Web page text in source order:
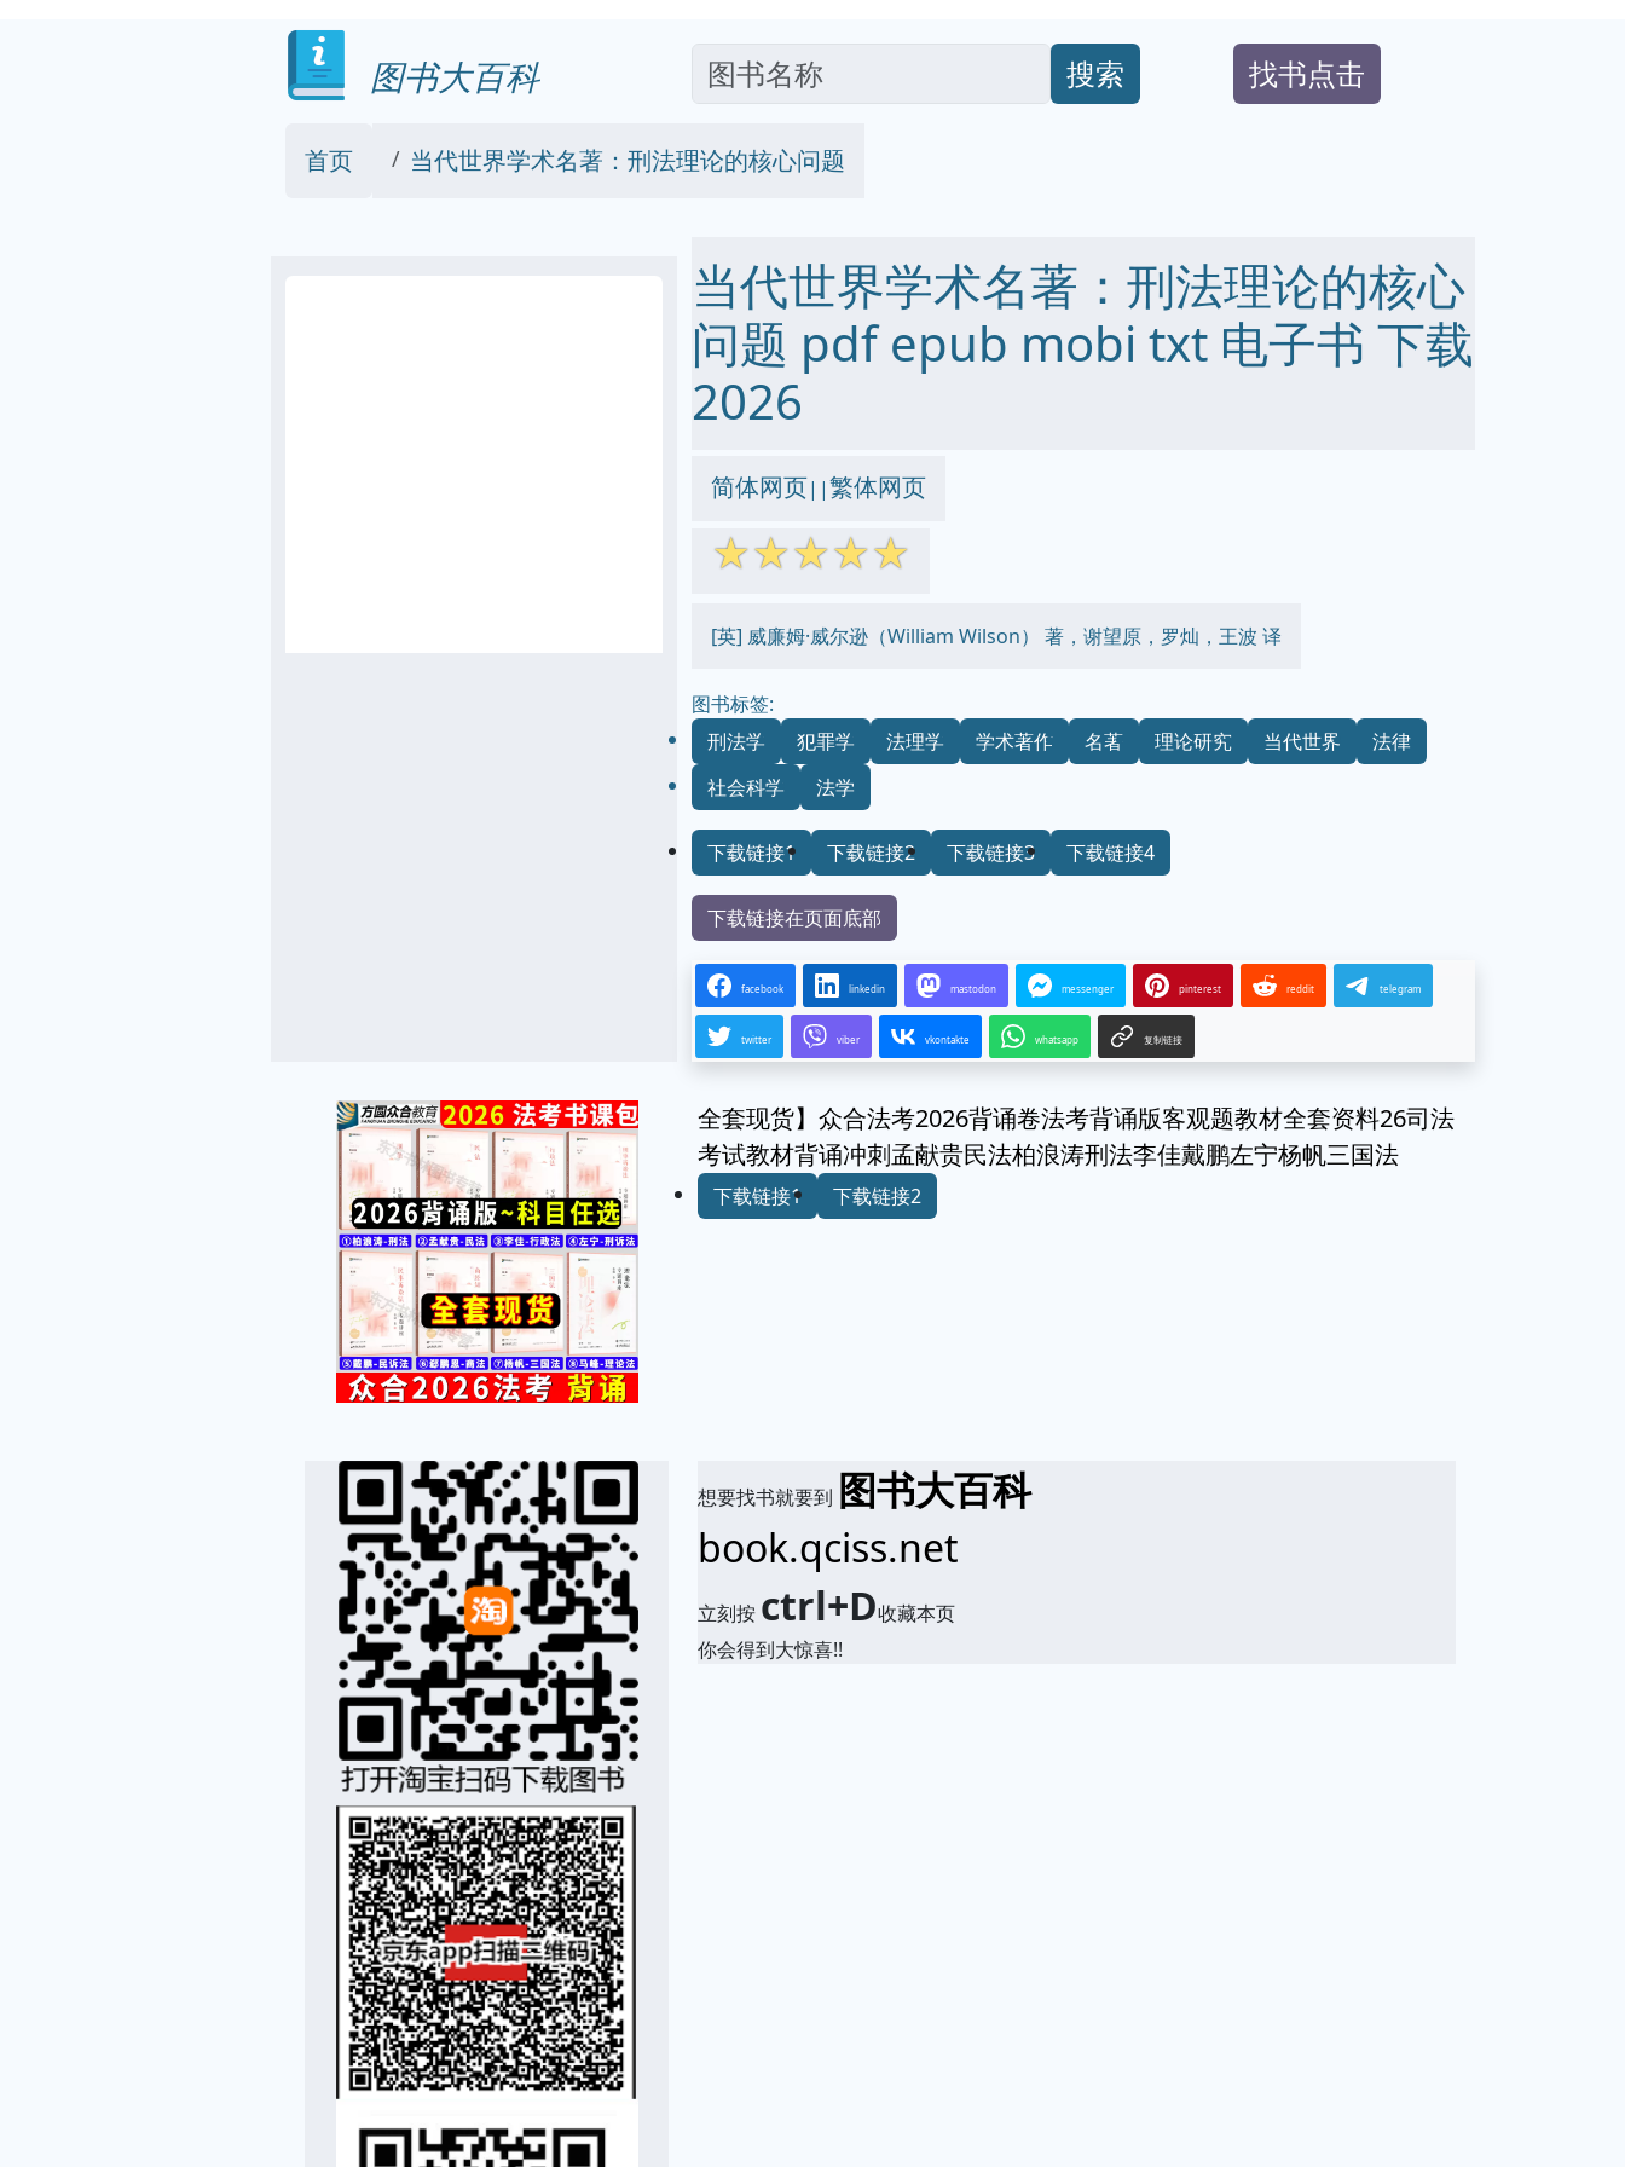
图书大百科 搜索 找书点击
首页 当代世界学术名著：刑法理论的核心问题
当代世界学术名著：刑法理论的核心
问题 pdf epub mobi txt 电子书 下载
2026
简体网页||繁体网页
☆☆☆☆☆
[英] 威廉姆·威尔逊（William Wilson） 著，谢望原，罗灿，王波 译
图书标签:
刑法学
犯罪学 法理学 学术著作 名著 理论研究 当代世界
法律
社会科学
法学
下载链接1 下载链接2 下载链接3 下载链接4
下载链接在页面底部
facebook linkedin mastodon messenger pinterest reddit telegram
twitter viber vkontakte whatsapp 复制链接
全套现货】众合法考2026背诵卷法考背诵版客观题教材全套资料26司法
考试教材背诵冲刺孟献贵民法柏浪涛刑法李佳戴鹏左宁杨帆三国法
下载链接1 下载链接2
想要找书就要到 图书大百科
book.qciss.net
立刻按 ctrl+D收藏本页
你会得到大惊喜!!